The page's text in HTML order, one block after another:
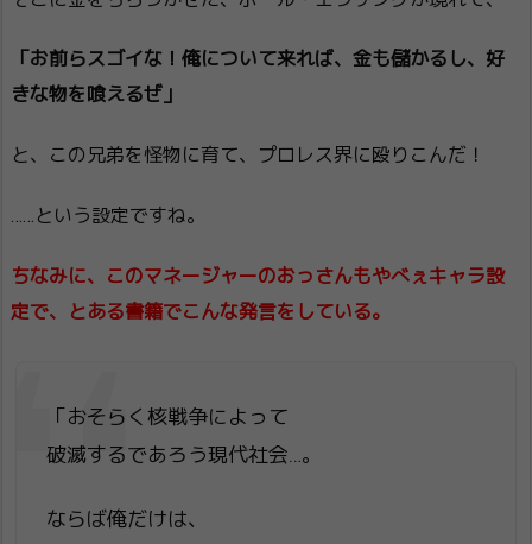
「お前らスゴイな！俺について来れば、金も儲かるし、好
きな物を喰えるぜ」
と、この兄弟を怪物に育て、プロレス界に殴りこんだ！
……という設定ですね。
ちなみに、このマネージャーのおっさんもやべぇキャラ設
定で、とある書籍でこんな発言をしている。
「おそらく核戦争によって
破滅するであろう現代社会…。
ならば俺だけは、